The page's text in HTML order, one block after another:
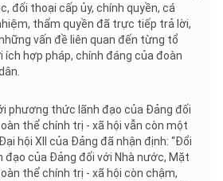
đối thoại cấp ủy, chính quyền, cá
thẩm quyền đã trực tiếp trả lời,
vấn đề liên quan đến từng tổ
ích hợp pháp, chính đáng của đoàn
phương thức lãnh đạo của Đảng đối
thể chính trị - xã hội vẫn còn một
hội XII của Đảng đã nhận định: “Đổi
của Đảng đối với Nhà nước, Mặt
thể chính trị - xã hội còn chậm,